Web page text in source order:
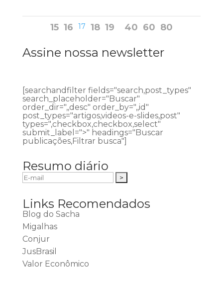
15 16 17 18 19 40 60 80
Assine nossa newsletter
[searchandfilter fields="search,post_types"
search_placeholder="Buscar"
order_dir=",,desc" order_by=",,id"
post_types="artigos,videos-e-slides,post"
types=",checkbox,checkbox,select"
submit_label=">" headings="Buscar
publicações,Filtrar busca"]
Resumo diário
Links Recomendados
Blog do Sacha
Migalhas
Conjur
JusBrasil
Valor Econômico